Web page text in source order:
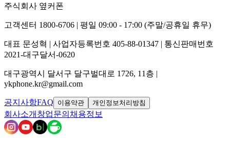
주식회사 옆커폰
고객센터 1800-6706 | 평일 09:00 - 17:00 (주말/공휴일 휴무)
대표 문성혁 | 사업자등록번호 405-88-01347 | 통신판매번호
2021-대구달서-0620
대구광역시 달서구 달구벌대로 1726, 11층 |
ykphone.kr@gmail.com
공지사항FAQ 이용약관 개인정보처리방침
회사소개 창업문의 채용정보